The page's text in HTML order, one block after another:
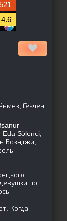
4.6
Гёкчен
Sölenci,
Бозаджи,
по
Когда